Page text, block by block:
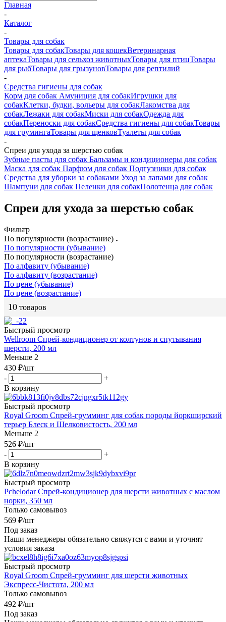
Главная
-
Каталог
-
Товары для собак
Товары для собакТовары для кошекВетеринарная
аптекаТовары для сельхоз животныхТовары для птицТовары
для рыбТовары для грызуновТовары для рептилий
-
Средства гигиены для собак
Корм для собак Амуниция для собакИгрушки для
собакКлетки, будки, вольеры для собакЛакомства для
собакЛежаки для собакМиски для собакОдежда для
собакПереноски для собакСредства гигиены для собакТовары
для грумингаТовары для щенковТуалеты для собак
-
Спреи для ухода за шерстью собак
Зубные пасты для собак Бальзамы и кондиционеры для собак
Маска для собак Парфюм для собак Подгузники для собак
Средства для уборки за собаками Уход за лапами для собак
Шампуни для собак Пеленки для собакПолотенца для собак
Спреи для ухода за шерстью собак
Фильтр
По популярности (возрастание)
По популярности (убывание)
По популярности (возрастание)
По алфавиту (убывание)
По алфавиту (возрастание)
По цене (убывание)
По цене (возрастание)
10 товаров
Быстрый просмотр
Wellroom Спрей-кондиционер от колтунов и спутывания
шерсти, 200 мл
Меньше 2
430 ₽/шт
-
+
В корзину
Быстрый просмотр
Royal Groom Спрей-грумминг для собак породы йоркширский
терьер Блеск и Шелковистость, 200 мл
Меньше 2
526 ₽/шт
-
+
В корзину
Быстрый просмотр
Pchelodar Спрей-кондиционер для шерсти животных с маслом
норки, 350 мл
Только самовывоз
569 ₽/шт
Под заказ
Наши менеджеры обязательно свяжутся с вами и уточнят
условия заказа
Быстрый просмотр
Royal Groom Спрей-грумминг для шерсти животных
Экспресс-Чистота, 200 мл
Только самовывоз
492 ₽/шт
Под заказ